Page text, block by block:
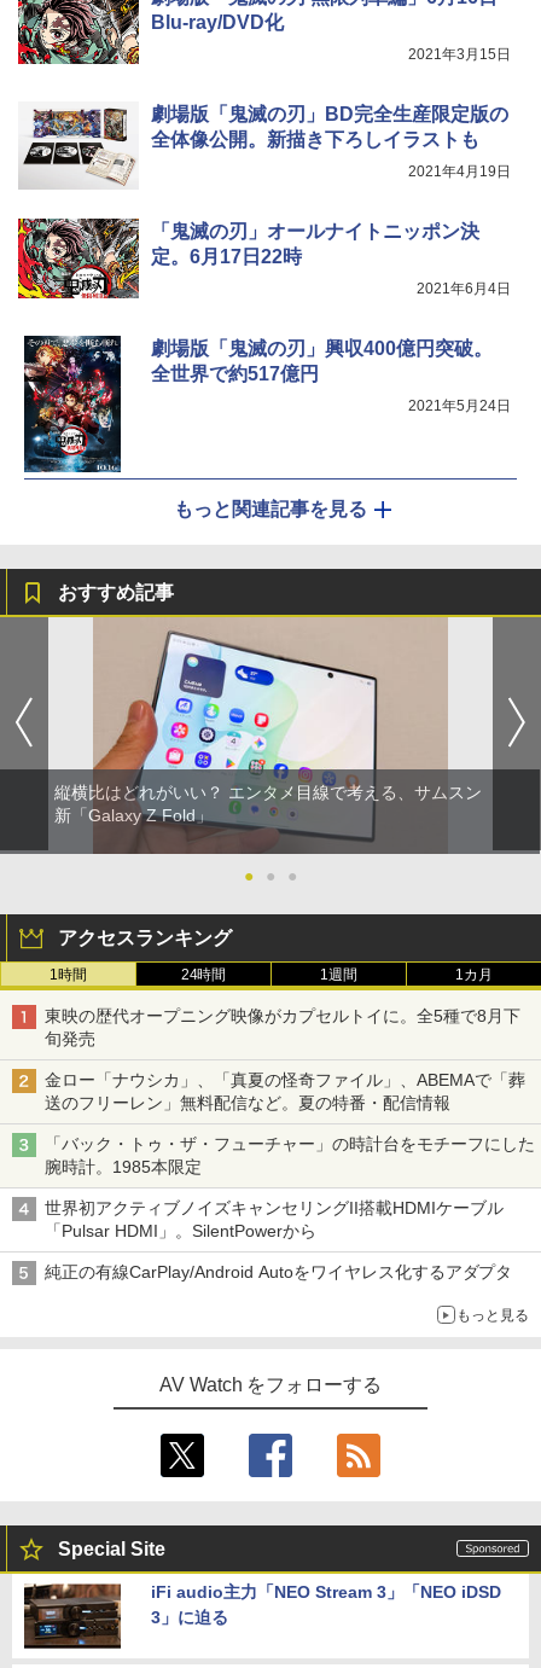
Blu-ray/DVD化
2021年3月15日
劇場版「鬼滅の刃」BD完全生産限定版の
全体像公開。新描き下ろしイラストも
2021年4月19日
「鬼滅の刃」オールナイトニッポン決
定。6月17日22時
2021年6月4日
劇場版「鬼滅の刃」興収400億円突破。
全世界で約517億円
2021年5月24日
もっと関連記事を見る
おすすめ記事
縦横比はどれがいい？ エンタメ目線で考える、サムスン
新「Galaxy Z Fold」
● ● ●
アクセスランキング
1時間 24時間 1週間 1カ月
東映の歴代オープニング映像がカプセルトイに。全5種で8月下
旬発売
金ロー「ナウシカ」、「真夏の怪奇ファイル」、ABEMAで「葬
送のフリーレン」無料配信など。夏の特番・配信情報
「バック・トゥ・ザ・フューチャー」の時計台をモチーフにした
腕時計。1985本限定
世界初アクティブノイズキャンセリングII搭載HDMIケーブル
「Pulsar HDMI」。SilentPowerから
純正の有線CarPlay/Android Autoをワイヤレス化するアダプタ
もっと見る
AV Watch をフォローする
Special Site
iFi audio主力「NEO Stream 3」「NEO iDSD
3」に迫る